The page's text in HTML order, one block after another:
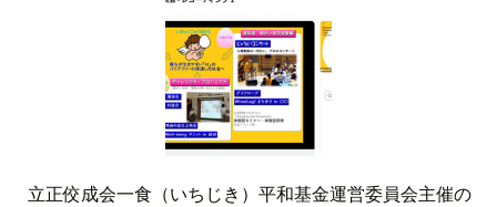
立正佼成会一食（いちじき）平和基金運営委員会主催の